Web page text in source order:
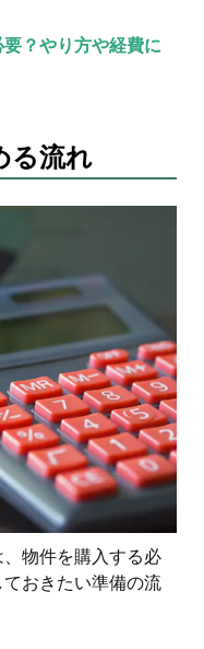
？やり方や経費に
る流れ
物件を購入する必
おきたい準備の流